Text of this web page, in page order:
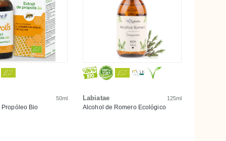
50ml
Propóleo Bio
Labiatae 125ml
Alcohol de Romero Ecológico